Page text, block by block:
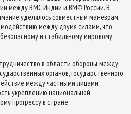
между ВМС Индии и ВМФ России. В
уделялось совместным маневрам,
между двумя силами, что
и стабильному мировому
в области обороны между
органов, государственного
между частными лицами
укреплению национальной
прогрессу в стране.